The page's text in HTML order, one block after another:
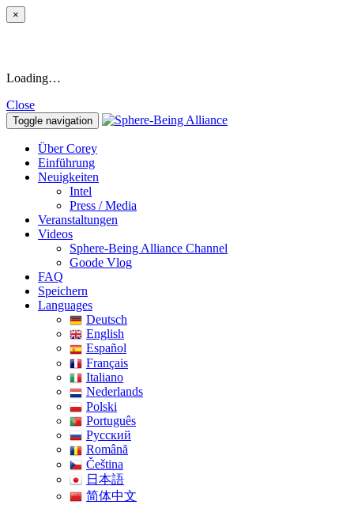
×
Loading…
Close
Toggle navigation
Über Corey
Einführung
Neuigkeiten
Intel
Press / Media
Veranstaltungen
Videos
Sphere-Being Alliance Channel
Goode Vlog
FAQ
Speichern
Languages
Deutsch
English
Español
Français
Italiano
Nederlands
Polski
Português
Pусский
Română
Čeština
日本語
简体中文